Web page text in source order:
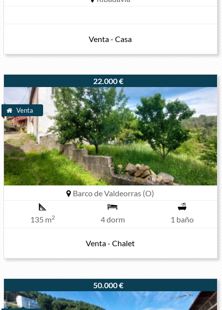
Venta - Casa
Venta
22.000 €
Barco de Valdeorras (O)
135 m2 4 dorm 1 baño
Venta - Chalet
50.000 €